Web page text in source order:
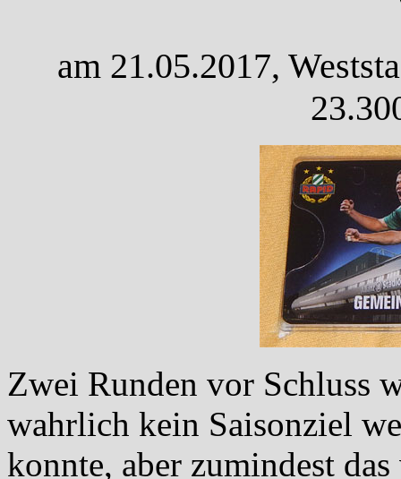
am 21.05.2017,
Zwei Runden vor Schluss
wahrlich kein Saisonziel
konnte, aber zumindest